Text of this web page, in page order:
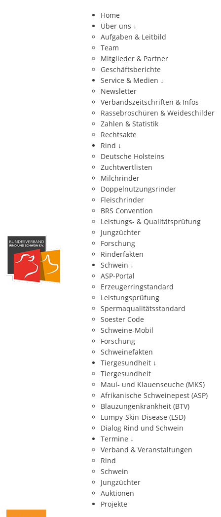
Home
Über uns ↓
Aufgaben & Leitbild
Team
Mitglieder & Partner
Geschäftsberichte
Service & Medien ↓
Newsletter
Verbandszeitschriften & Infos
Rassebroschüren & Weideschilder
Zahlen & Statistik
Rechtsakte
Rind ↓
Deutsche Holsteins
Zuchtwertlisten
Milchrinder
Doppelnutzungsrinder
Fleischrinder
BRS Convention
Leistungs- & Qualitätsprüfung
Jungzüchter
Forschung
Rinderfakten
Schwein ↓
ASP-Portal
Erzeugerringstandard
Leistungsprüfung
Spermaqualitätsstandard
Soester Code
Schweine-Mobil
Forschung
Schweinefakten
Tiergesundheit ↓
Tiergesundheit
Maul- und Klauenseuche (MKS)
Afrikanische Schweinepest (ASP)
Blauzungenkrankheit (BTV)
Lumpy-Skin-Disease (LSD)
Dialog Rind und Schwein
Termine ↓
Verband & Veranstaltungen
Rind
Schwein
Jungzüchter
Auktionen
Projekte